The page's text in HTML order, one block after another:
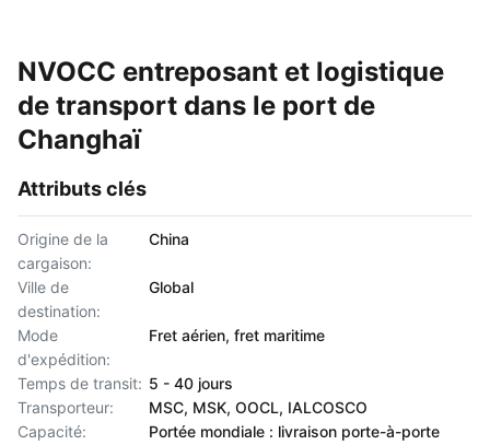
NVOCC entreposant et logistique
de transport dans le port de
Changhaï
Attributs clés
Origine de la
cargaison:
China
Ville de
destination:
Global
Mode
d'expédition:
Fret aérien, fret maritime
Temps de transit: 5 - 40 jours
Transporteur:
MSC, MSK, OOCL, IALCOSCO
Capacité:
Portée mondiale : livraison porte-à-porte